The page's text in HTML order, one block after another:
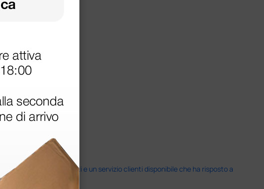
nei tempi previsti e un servizio clienti disponibile che ha risposto a